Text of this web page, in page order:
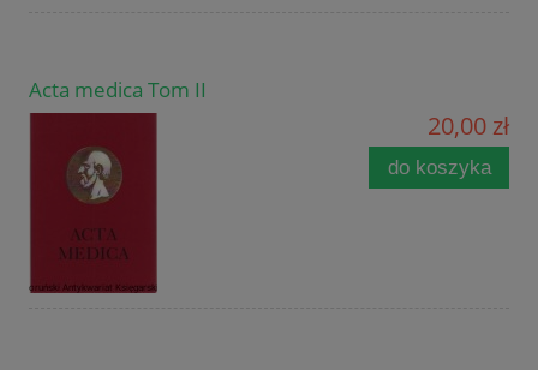
Acta medica Tom II
20,00 zł
do koszyka